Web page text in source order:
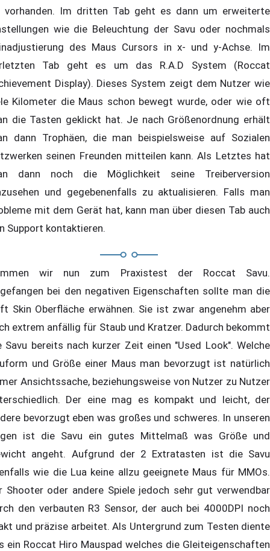
vorhanden. Im dritten Tab geht es dann um erweiterte
wie die Beleuchtung der Savu oder nochmals
des Maus Cursors in x- und y-Achse. Im
Tab geht es um das R.A.D System (Roccat
Display). Dieses System zeigt dem Nutzer wie
Kilometer die Maus schon bewegt wurde, oder wie oft
die Tasten geklickt hat. Je nach Größenordnung erhält
dann Trophäen, die man beispielsweise auf Sozialen
seinen Freunden mitteilen kann. Als Letztes hat
dann noch die Möglichkeit seine Treiberversion
und gegebenenfalls zu aktualisieren. Falls man
mit dem Gerät hat, kann man über diesen Tab auch
Support kontaktieren.
wir nun zum Praxistest der Roccat Savu.
bei den negativen Eigenschaften sollte man die
Skin Oberfläche erwähnen. Sie ist zwar angenehm aber
extrem anfällig für Staub und Kratzer. Dadurch bekommt
Savu bereits nach kurzer Zeit einen "Used Look". Welche
und Größe einer Maus man bevorzugt ist natürlich
Ansichtssache, beziehungsweise von Nutzer zu Nutzer
Der eine mag es kompakt und leicht, der
bevorzugt eben was großes und schweres. In unseren
ist die Savu ein gutes Mittelmaß was Größe und
angeht. Aufgrund der 2 Extratasten ist die Savu
wie die Lua keine allzu geeignete Maus für MMOs.
Shooter oder andere Spiele jedoch sehr gut verwendbar
den verbauten R3 Sensor, der auch bei 4000DPI noch
und präzise arbeitet. Als Untergrund zum Testen diente
ein Roccat Hiro Mauspad welches die Gleiteigenschaften